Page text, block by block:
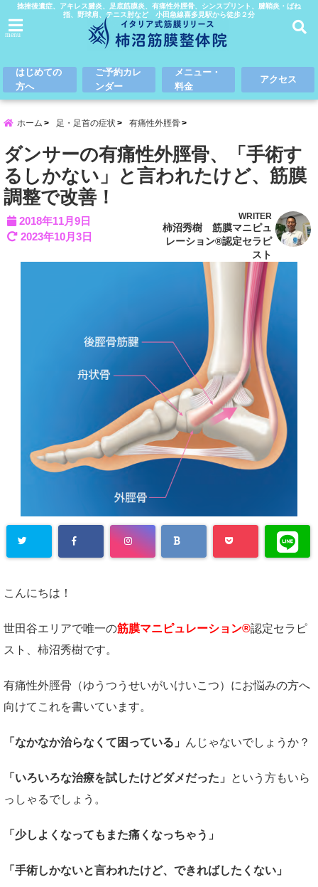
捻挫後遺症、アキレス腱炎、足底筋膜炎、有痛性外脛骨、シンスプリント、腱鞘炎・ばね
指、野球肩、テニス肘など 小田急線喜多見駅から徒歩２分
menu
はじめての
方へ
ご予約カレ
ンダー
メニュー・
料金
アクセス
ホーム 足・足首の症状 有痛性外脛骨
ダンサーの有痛性外脛骨、「手術す
るしかない」と言われたけど、筋膜
調整で改善！
2018年11月9日
2023年10月3日
WRITER
柿沼秀樹 筋膜マニピュ
レーション®認定セラピ
スト
こんにちは！
世田谷エリアで唯一の筋膜マニピュレーション®認定セラピ
スト、柿沼秀樹です。
有痛性外脛骨（ゆうつうせいがいけいこつ）にお悩みの方へ
向けてこれを書いています。
「なかなか治らなくて困っている」 んじゃないでしょうか？
「いろいろな治療を試したけどダメだった」
という方もいら
っしゃるでしょう。
「少しよくなってもまた痛くなっちゃう」
「手術しかないと言われたけど、できればしたくない」